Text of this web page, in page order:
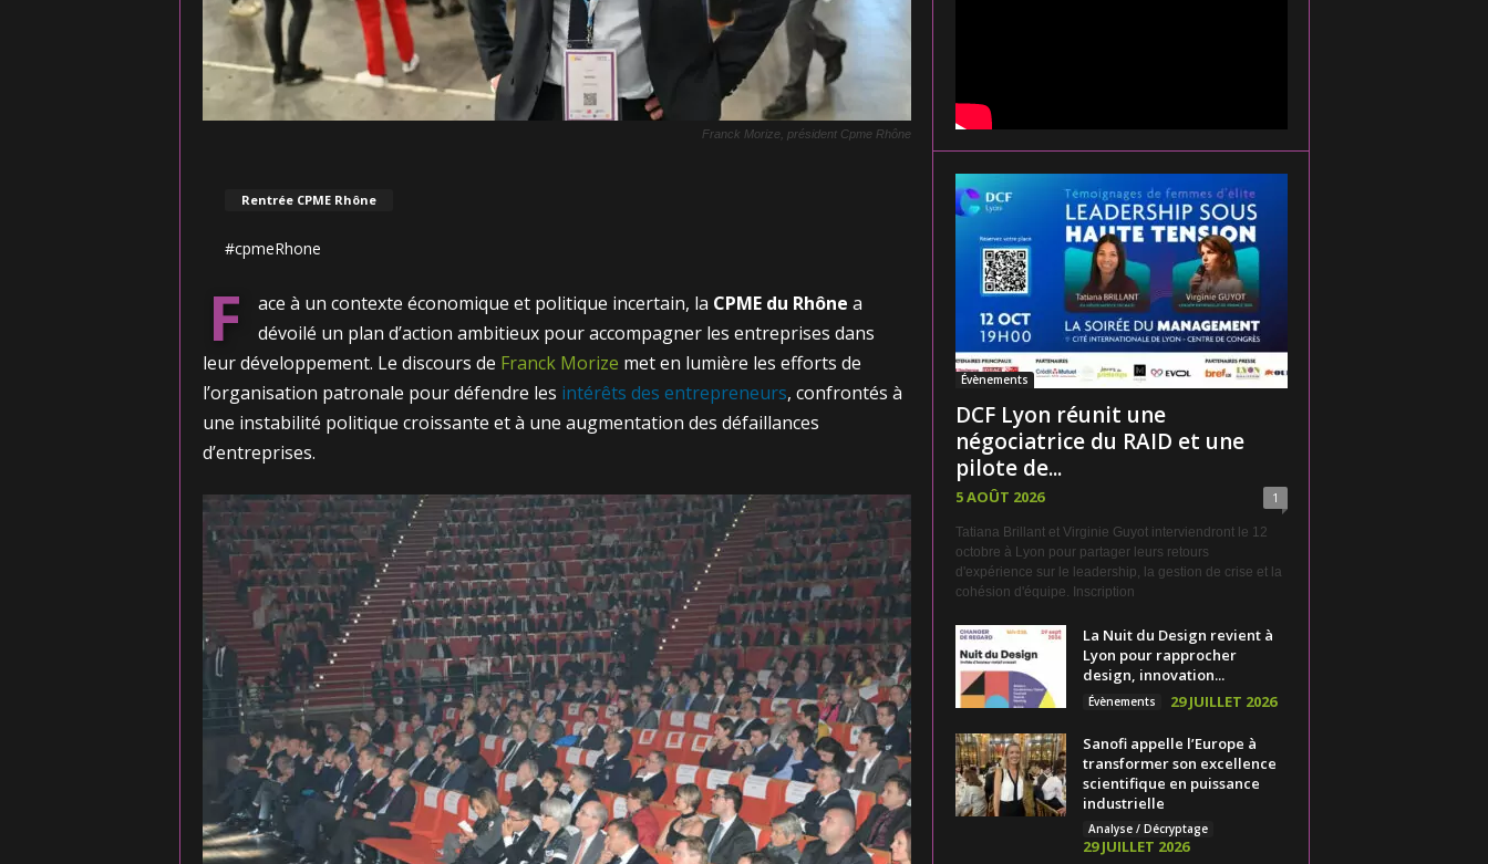
Franck Morize, président Cpme Rhône
Rentrée CPME Rhône
#cpmeRhone
F ace à un contexte économique et politique incertain, la CPME du Rhône a
dévoilé un plan d’action ambitieux pour accompagner les entreprises dans
leur développement. Le discours de Franck Morize met en lumière les efforts de
l’organisation patronale pour défendre les intérêts des entrepreneurs, confrontés à
une instabilité politique croissante et à une augmentation des défaillances
d’entreprises.
Évènements
DCF Lyon réunit une
négociatrice du RAID et une
pilote de...
5 AOÛT 2026 1
Tatiana Brillant et Virginie Guyot interviendront le 12
octobre à Lyon pour partager leurs retours
d'expérience sur le leadership, la gestion de crise et la
cohésion d'équipe. Inscription
La Nuit du Design revient à
Lyon pour rapprocher
design, innovation...
Évènements 29 JUILLET 2026
Sanofi appelle l’Europe à
transformer son excellence
scientifique en puissance
industrielle
Analyse / Décryptage
29 JUILLET 2026